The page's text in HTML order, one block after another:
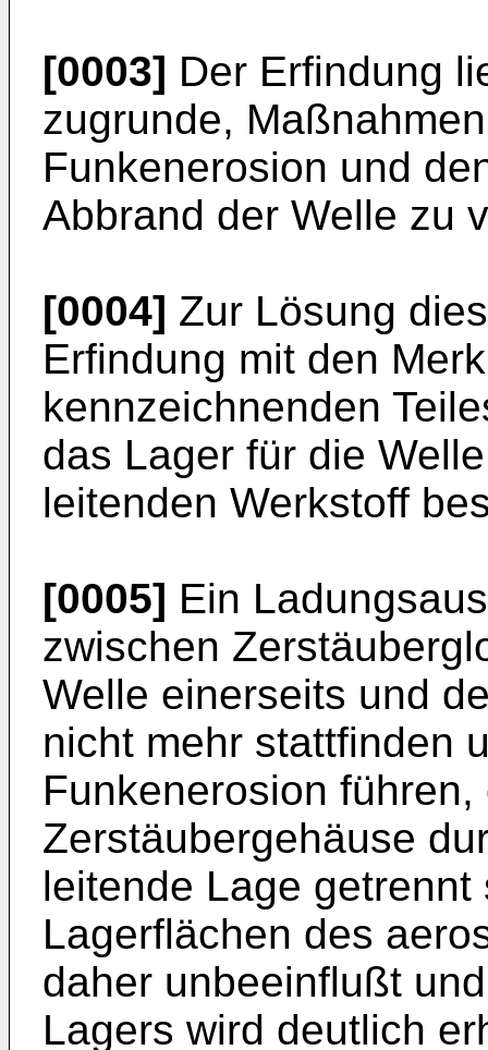
[0003] Der Erfindung
zugrunde,
Funkenerosion und
Abbrand der Welle zu
[0004] Zur Lösung
Erfindung mit den
kennzeichnenden
das Lager für die
leitenden Werkstoff
[0005] Ein
zwischen
Welle einerseits und
nicht mehr stattfinden
Funkenerosion
Zerstäubergehäuse
leitende Lage
Lagerflächen des
daher unbeeinflußt
Lagers wird deutlich